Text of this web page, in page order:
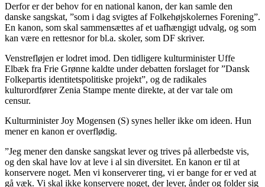
Derfor er der behov for en national kanon, der kan samle den
danske sangskat, ”som i dag svigtes af Folkehøjskolernes Forening”.
En kanon, som skal sammensættes af et uafhængigt udvalg, og som
kan være en rettesnor for bl.a. skoler, som DF skriver.
Venstrefløjen er lodret imod. Den tidligere kulturminister Uffe
Elbæk fra Frie Grønne kaldte under debatten forslaget for ”Dansk
Folkepartis identitetspolitiske projekt”, og de radikales
kulturordfører Zenia Stampe mente direkte, at der var tale om
censur.
Kulturminister Joy Mogensen (S) synes heller ikke om ideen. Hun
mener en kanon er overflødig.
”Jeg mener den danske sangskat lever og trives på allerbedste vis,
og den skal have lov at leve i al sin diversitet. En kanon er til at
konservere noget. Men vi konserverer ting, vi er bange for er ved at
gå væk. Vi skal ikke konservere noget, der lever, ånder og folder sig